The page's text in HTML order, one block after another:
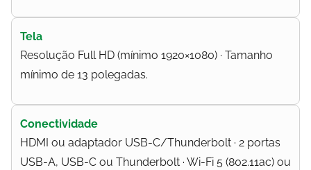
Tela
Resolução Full HD (mínimo 1920×1080) · Tamanho
mínimo de 13 polegadas.
Conectividade
HDMI ou adaptador USB-C/Thunderbolt · 2 portas
USB-A, USB-C ou Thunderbolt · Wi-Fi 5 (802.11ac) ou